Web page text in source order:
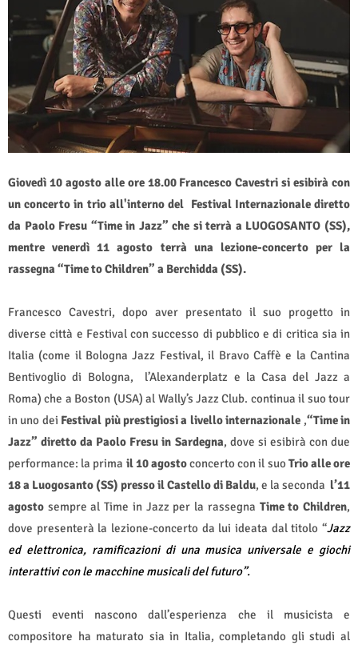
Giovedì 10 agosto alle ore 18.00 Francesco Cavestri si esibirà con
un concerto in trio all'interno del Festival Internazionale diretto
da Paolo Fresu “Time in Jazz” che si terrà a LUOGOSANTO (SS),
mentre venerdì 11 agosto terrà una lezione-concerto per la
rassegna “Time to Children” a Berchidda (SS).
Francesco Cavestri, dopo aver presentato il suo progetto in
diverse città e Festival con successo di pubblico e di critica sia in
Italia (come il Bologna Jazz Festival, il Bravo Caffè e la Cantina
Bentivoglio di Bologna,
l’Alexanderplatz e la Casa del Jazz a
Roma) che a Boston (USA) al Wally’s Jazz Club. continua il suo tour
in uno dei Festival più prestigiosi a livello internazionale ,“Time in
Jazz” diretto da Paolo Fresu in Sardegna, dove si esibirà con due
performance: la prima il 10 agostoconcerto con il suo Trio alle ore
18 a Luogosanto (SS) presso il Castello di Baldu, e la seconda l’11
agosto sempre al Time in Jazz per la rassegna Time to Children,
dove presenterà la lezione-concerto da lui ideata dal titolo “Jazz
ed elettronica, ramificazioni di una musica universale e giochi
interattivi con le macchine musicali del futuro”.
Questi eventi nascono dall’esperienza che il musicista e
compositore ha maturato sia in Italia, completando gli studi al